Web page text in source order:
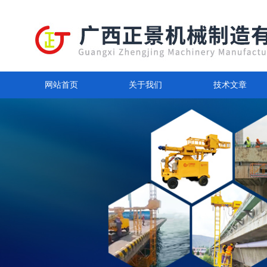
网站首页 关于我们 技术文章